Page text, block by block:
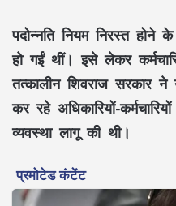
पदोन्नति नियम निरस्त
हो गईं थीं। इसे लेकर
तत्कालीन शिवराज सरकार ने
कर रहे अधिकारियों-
व्यवस्था लागू की थी।